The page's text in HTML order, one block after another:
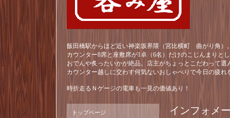
飯田橋駅からほど近い神楽坂界隈（宮比横町 曲がり角）
カウンター8席と座敷席が1卓（6名）だけのこじんまりと
おでんや炙ったいかが絶品。店主がちょっとこだわって
カウンター越しに交わす何気ないおしゃべりで今日の疲れ
時折走るＮゲージの電車も一見の価値あり！
インフォメ
トップページ